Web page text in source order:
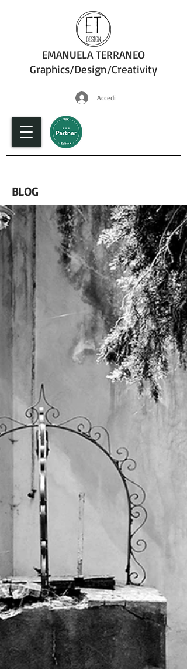
EMANUELA TERRANEO
Graphics/Design/Creativity
Accedi
BLOG